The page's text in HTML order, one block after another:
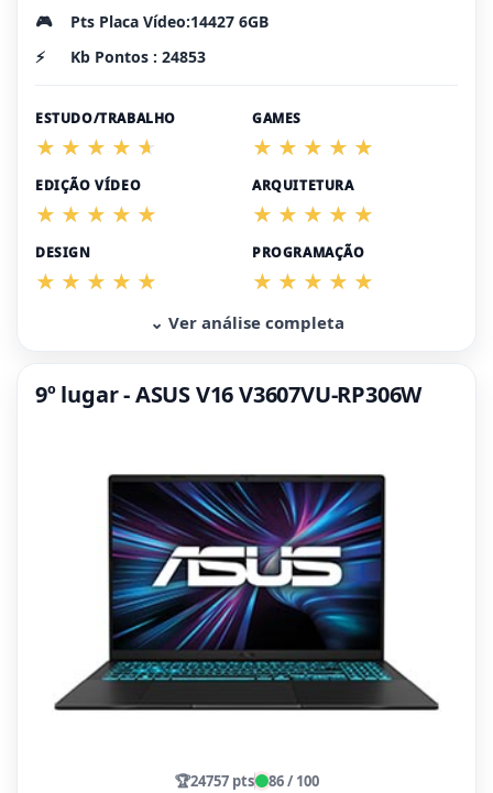
🎮
Pts Placa Vídeo:14427 6GB
⚡
Kb Pontos : 24853
ESTUDO/TRABALHO GAMES
EDIÇÃO VÍDEO ARQUITETURA
DESIGN PROGRAMAÇÃO
⌄ Ver análise completa
9º lugar - ASUS V16 V3607VU-RP306W
🏆24757 pts 86 / 100